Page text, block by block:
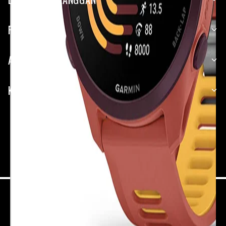
PERUSAHAAN
APLIKASI
KEMITRAAN
Indonesia (Bahasa Indonesia)
Privacy Keamanan